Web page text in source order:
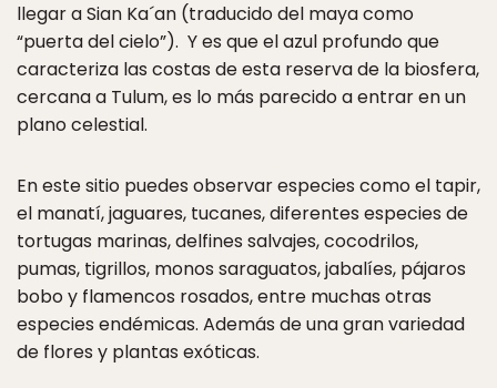
llegar a Sian Ka´an (traducido del maya como
“puerta del cielo”). Y es que el azul profundo que
caracteriza las costas de esta reserva de la biosfera,
cercana a Tulum, es lo más parecido a entrar en un
plano celestial.
En este sitio puedes observarespecies como el tapir,
el manatí, jaguares, tucanes, diferentes especies de
tortugas marinas, delfines salvajes, cocodrilos,
pumas, tigrillos, monos saraguatos, jabalíes, pájaros
bobo y flamencos rosados, entre muchas otras
especies endémicas. Además de una gran variedad
de flores y plantas exóticas.